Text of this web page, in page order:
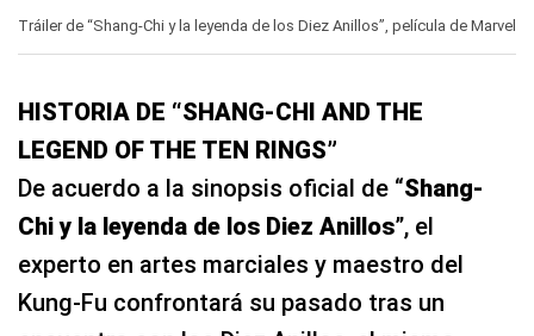
seconds
of
2
seconds
Tráiler de “Shang-Chi y la leyenda de los Diez Anillos”, película de Marvel
HISTORIA DE “SHANG-CHI AND THE
LEGEND OF THE TEN RINGS”
De acuerdo a la sinopsis oficial de “Shang-
Chi y la leyenda de los Diez Anillos”, el
experto en artes marciales y maestro del
Kung-Fu confrontará su pasado tras un